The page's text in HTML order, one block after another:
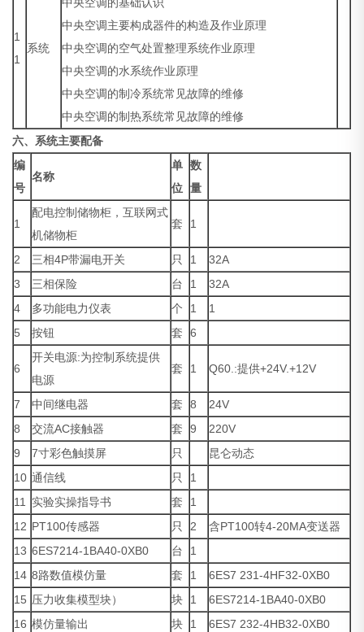
1
1
系统
中央空调的基础认识
中央空调主要构成器件的构造及作业原理
中央空调的空气处置整理系统作业原理
中央空调的水系统作业原理
中央空调的制冷系统常见故障的维修
中央空调的制热系统常见故障的维修
六、系统主要配备
编
号
名称
单
位
数
量
1
配电控制储物柜，互联网式
机储物柜
套 1
2 三相4P带漏电开关 只 1
32A
3
三相保险 台 1
32A
4
多功能电力仪表 个 1
1
5
按钮 套 6
6
开关电源:为控制系统提供
电源
套 1 Q60.:提供+24V.+12V
7 中间继电器 套 8
24V
8
交流AC接触器 套 9
220V
9
7寸彩色触摸屏 只
昆仑动态
10 通信线 只
1
11 实验实操指导书 套
1
12 PT100传感器 只 2
含PT100转4-20MA变送器
13 6ES7214-1BA40-0XB0 台
1
14 8路数值模仿量 套 1
6ES7 231-4HF32-0XB0
15 压力收集模型块） 块 1
6ES7214-1BA40-0XB0
16 模仿量输出 块 1
6ES7 232-4HB32-0XB0